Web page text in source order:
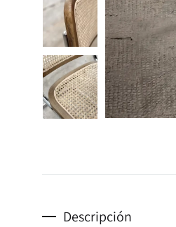
Descripción